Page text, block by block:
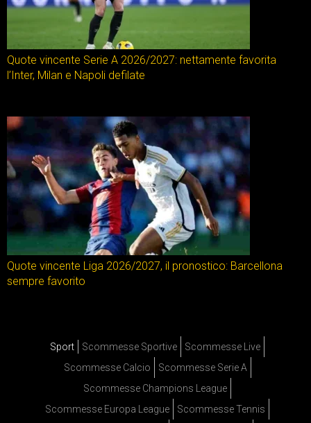
Quote vincente Serie A 2026/2027: nettamente favorita
l’Inter, Milan e Napoli defilate
Quote vincente Liga 2026/2027, il pronostico: Barcellona
sempre favorito
Sport Scommesse Sportive
Scommesse Live
Scommesse Calcio
Scommesse Serie A
Scommesse Champions League
Scommesse Europa League
Scommesse Tennis